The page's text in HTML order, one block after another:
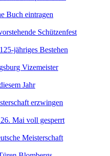
Buch eintragen
Schützenfest
jähriges Bestehen
Vizemeister
Jahr
erzwingen
Mai voll gesperrt
Meisterschaft